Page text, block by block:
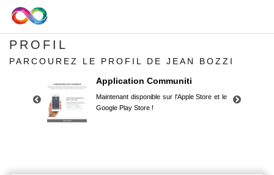
PROFIL
PARCOUREZ LE PROFIL DE JEAN BOZZI
Application Communiti
Maintenant disponible sur l'Apple Store et le
Google Play Store !